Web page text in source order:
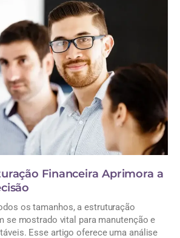
Financeira Aprimora a
os tamanhos, a estruturação
se mostrado vital para manutenção e
Esse artigo oferece uma análise